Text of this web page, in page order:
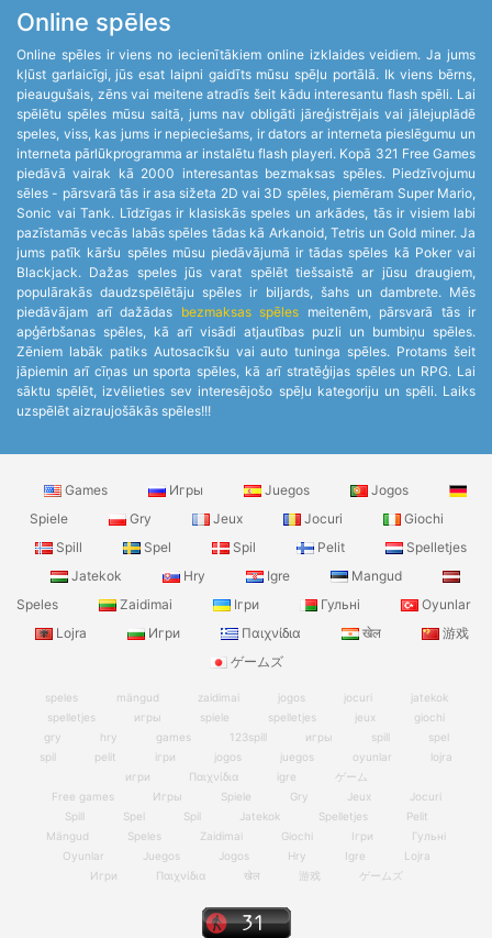
Online spēles
Online spēles ir viens no iecienītākiem online izklaides veidiem. Ja jums
kļūst garlaicīgi, jūs esat laipni gaidīts mūsu spēļu portālā. Ik viens bērns,
pieaugušais, zēns vai meitene atradīs šeit kādu interesantu flash spēli. Lai
spēlētu spēles mūsu saitā, jums nav obligāti jāreģistrējais vai jālejuplādē
speles, viss, kas jums ir nepieciešams, ir dators ar interneta pieslēgumu un
interneta pārlūkprogramma ar instalētu flash playeri. Kopā 321 Free Games
piedāvā vairak kā 2000 interesantas bezmaksas spēles. Piedzīvojumu
sēles - pārsvarā tās ir asa sižeta 2D vai 3D spēles, piemēram Super Mario,
Sonic vai Tank. Līdzīgas ir klasiskās speles un arkādes, tās ir visiem labi
pazīstamās vecās labās spēles tādas kā Arkanoid, Tetris un Gold miner. Ja
jums patīk kāršu spēles mūsu piedāvājumā ir tādas spēles kā Poker vai
Blackjack. Dažas speles jūs varat spēlēt tiešsaistē ar jūsu draugiem,
populārakās daudzspēlētāju spēles ir biljards, šahs un dambrete. Mēs
piedāvājam arī dažādas bezmaksas spēles meitenēm, pārsvarā tās ir
apģērbšanas spēles, kā arī visādi atjautības puzli un bumbiņu spēles.
Zēniem labāk patiks Autosacīkšu vai auto tuninga spēles. Protams šeit
jāpiemin arī cīņas un sporta spēles, kā arī stratēģijas spēles un RPG. Lai
sāktu spēlēt, izvēlieties sev interesējošo spēļu kategoriju un spēli. Laiks
uzspēlēt aizraujošākās spēles!!!
Games Игры Juegos
Jogos
Spiele
Gry Jeux Jocuri
Giochi
Spill
Spel Spil Pelit
Spelletjes
Jatekok
Hry Igre
Mangud
Speles
Zaidimai Ігри Гульні
Oyunlar
Lojra
Игри Παιχνίδια खेल
游戏
ゲームズ
speles mängud zaidimai jogos jocuri
jatekok
spelletjes
игры spiele spelletjes jeux
giochi
gry
hry games 123spill игры spill
spel
spil
pelit ігри jogos juegos oyunlar
lojra
игри
Παιχνίδια igre
ゲーム
Free games
Игры Spiele Gry Jeux
Jocuri
Spill
Spel Spil Jatekok Spelletjes
Pelit
Mängud
Speles Zaidimai Giochi Ігри
Гульні
Oyunlar
Juegos Jogos Hry Igre
Lojra
Игри
Παιχνίδια खेल 游戏 ゲームズ